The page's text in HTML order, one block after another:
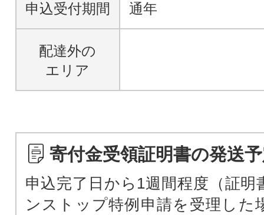
申込受付期間 通年
配達外の
エリア
寄付金受領証明書の発送
申込完了日から1週間程度（証明
ンストップ特例申請を受理した